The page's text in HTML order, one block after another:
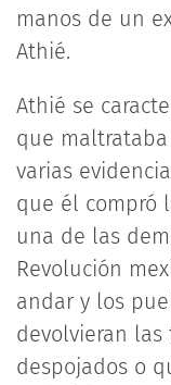
manos de un
Athié.
Athié se
que
varias
que él compró
una de las
Revolución
andar y los
devolvieran
despojados o